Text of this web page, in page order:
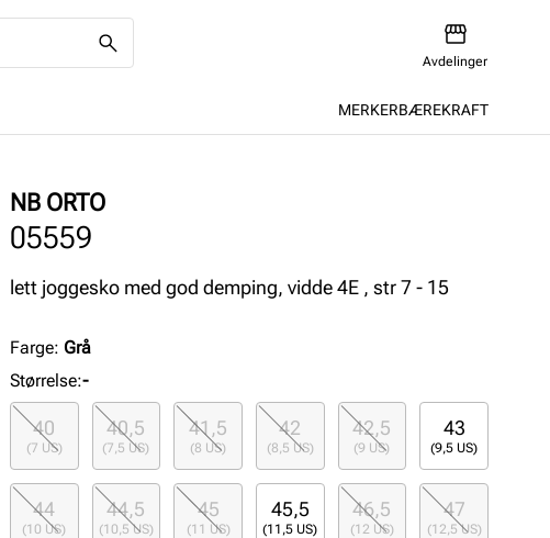
Avdelinger
MERKERBÆREKRAFT
NB ORTO
05559
lett joggesko med god demping, vidde 4E , str 7 - 15
Farge: Grå
Størrelse:-
40
(7 US)
40,5
(7,5 US)
41,5
(8 US)
42
(8,5 US)
42,5
(9 US)
43
(9,5 US)
44
(10 US)
44,5
(10,5 US)
45
(11 US)
45,5
(11,5 US)
46,5
(12 US)
47
(12,5 US)